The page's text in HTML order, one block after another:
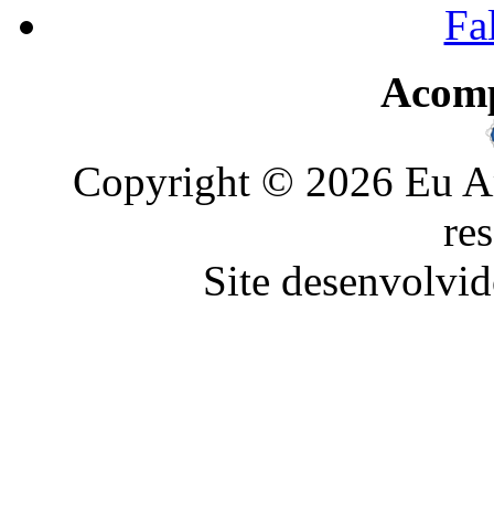
Copyright © 2026 Eu
Site